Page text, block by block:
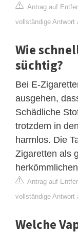
Antrag auf
vollständige Antwort
Wie
süchtig?
Bei E-
ausgehen,
Schädliche
trotzdem in
harmlos. Die
Zigaretten als
Antrag auf
vollständige Antwort
Welche